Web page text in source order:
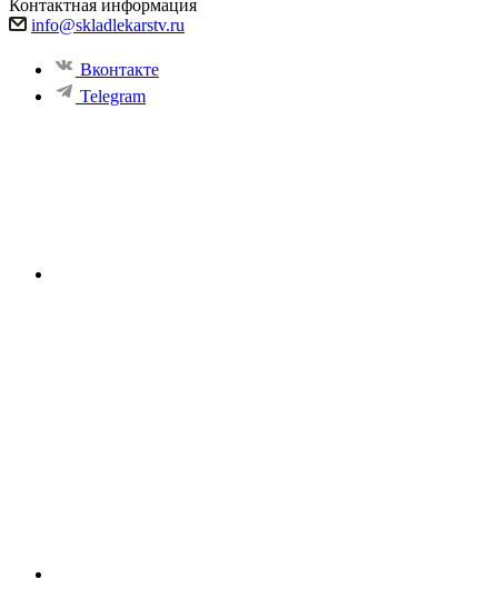
Контактная информация
info@skladlekarstv.ru
Вконтакте
Telegram